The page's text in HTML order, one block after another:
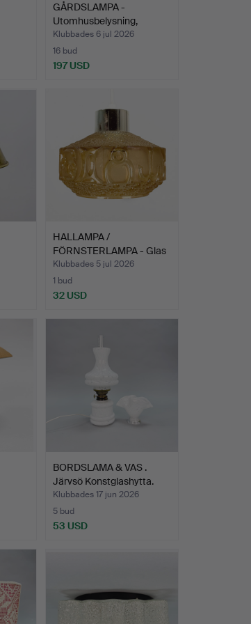
GÅRDSLAMPA -
Utomhusbelysning,
stallampa.
Klubbades 6 jul 2026
16 bud
197 USD
HALLAMPA /
FÖRNSTERLAMPA - Glas
gul.
Klubbades 5 jul 2026
1 bud
32 USD
BORDSLAMA & VAS .
Järvsö Konstglashytta.
Klubbades 17 jun 2026
5 bud
53 USD